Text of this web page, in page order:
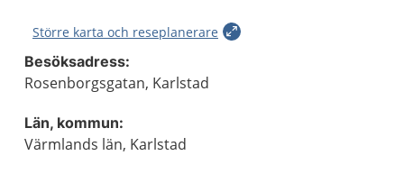
Större karta och reseplanerare
Besöksadress:
Rosenborgsgatan, Karlstad
Län, kommun:
Värmlands län, Karlstad